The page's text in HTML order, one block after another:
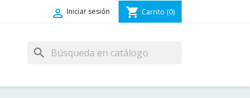
 Iniciar sesión shopping_cart Carrito (0)
search